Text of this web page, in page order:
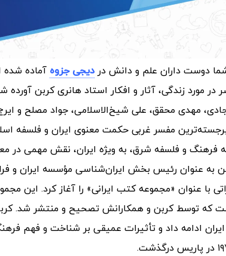
دوست داران علم و دانش دردیجی جزوه آماده
مورد زندگی، آثار و افکار استاد هانری کربن
مهدی محقق، علی شیخ‌الاسلامی، جواد مصلح و ایرج
مفسر غربی حکمت معنوی ایران و فلسفه
با علاقه به فرهنگ و فلسفه شرق، به ویژه ایران، نقش مهمی در
۱۹۴۶، کربن به عنوان رئیس بخش ایران‌شناسی مؤسسه ایران و
با عنوان «مجموعه کتب ایرانی» را آغاز کرد. این
است که توسط کربن و همکارانش تصحیح و منتشر شد.
ادامه داد و تأثیرات عمیقی بر شناخت و فهم